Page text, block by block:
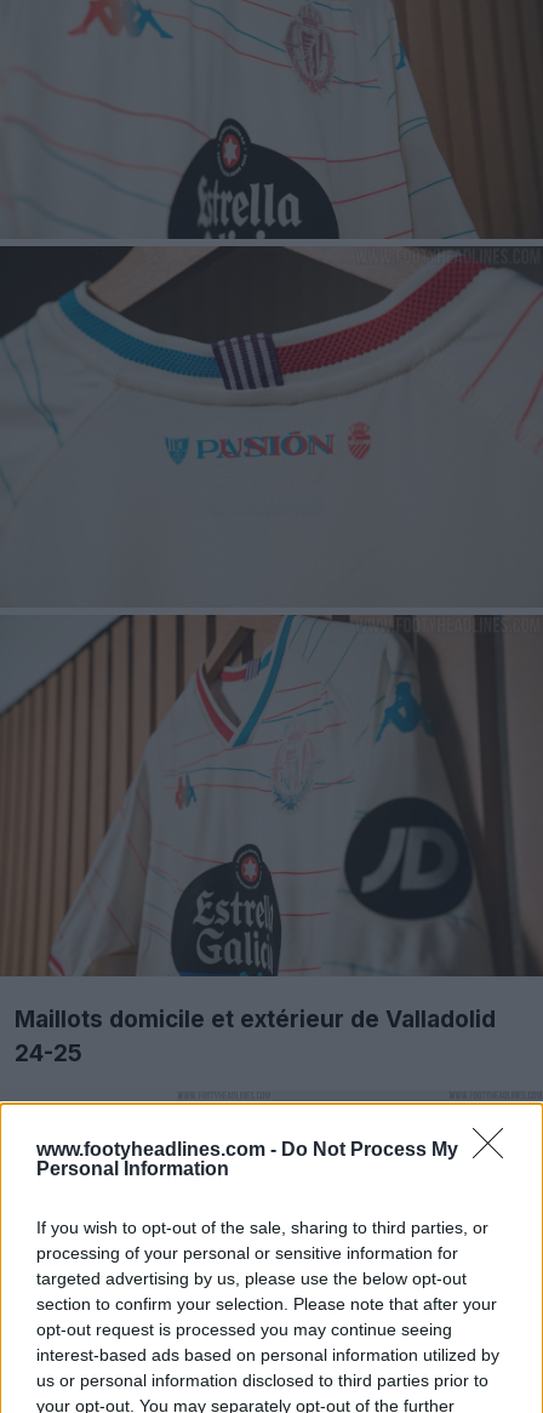
www.footyheadlines.com - Do Not Process My
Personal Information
If you wish to opt-out of the sale, sharing to third parties, or
processing of your personal or sensitive information for
targeted advertising by us, please use the below opt-out
section to confirm your selection. Please note that after your
opt-out request is processed you may continue seeing
interest-based ads based on personal information utilized by
us or personal information disclosed to third parties prior to
your opt-out. You may separately opt-out of the further
Maillots domicile et extérieur de Valladolid
24-25